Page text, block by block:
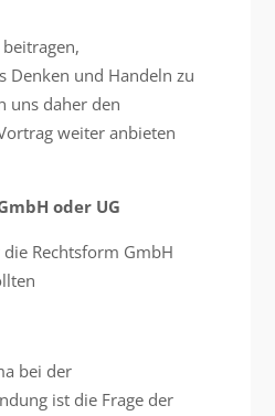
Denken und Handeln zu
uns daher den
weiter anbieten
oder UG
Rechtsform GmbH
bei der
ist die Frage der